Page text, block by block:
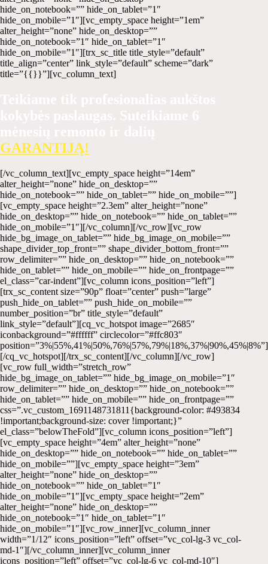
hide_on_notebook=”” hide_on_tablet=”1″
hide_on_mobile=”1″][vc_empty_space height=”1em”
alter_height=”none” hide_on_desktop=””
hide_on_notebook=”1″ hide_on_tablet=”1″
hide_on_mobile=”1″][trx_sc_title title_style=”default”
title_align=”center” link_style=”default” scheme=”dark”
title=”{{}}”][vc_column_text]
GARANTIJĄ!
[/vc_column_text][vc_empty_space height=”14em”
alter_height=”none” hide_on_desktop=””
hide_on_notebook=”” hide_on_tablet=”” hide_on_mobile=””]
[vc_empty_space height=”2.3em” alter_height=”none”
hide_on_desktop=”” hide_on_notebook=”” hide_on_tablet=””
hide_on_mobile=”1″][/vc_column][/vc_row][vc_row
hide_bg_image_on_tablet=”” hide_bg_image_on_mobile=””
shape_divider_top_front=”” shape_divider_bottom_front=””
row_delimiter=”” hide_on_desktop=”” hide_on_notebook=””
hide_on_tablet=”” hide_on_mobile=”” hide_on_frontpage=””
el_class=”car-indent”][vc_column icons_position=”left”]
[trx_sc_content size=”90p” float=”center” push=”large”
push_hide_on_tablet=”” push_hide_on_mobile=””
number_position=”br” title_style=”default”
link_style=”default”][cq_vc_hotspot image=”2685″
iconbackground=”#ffffff” circlecolor=”#ffc803″
position=”3%|55%,41%|50%,76%|57%,79%|18%,37%|90%,45%|8%”]
[/cq_vc_hotspot][/trx_sc_content][/vc_column][/vc_row]
[vc_row full_width=”stretch_row”
hide_bg_image_on_tablet=”” hide_bg_image_on_mobile=”1″
row_delimiter=”” hide_on_desktop=”” hide_on_notebook=””
hide_on_tablet=”” hide_on_mobile=”” hide_on_frontpage=””
css=”.vc_custom_1691148731811{background-color: #493834
!important;background-size: cover !important;}”
el_class=”belowTheFold”][vc_column icons_position=”left”]
[vc_empty_space height=”4em” alter_height=”none”
hide_on_desktop=”” hide_on_notebook=”” hide_on_tablet=””
hide_on_mobile=””][vc_empty_space height=”3em”
alter_height=”none” hide_on_desktop=””
hide_on_notebook=”” hide_on_tablet=”1″
hide_on_mobile=”1″][vc_empty_space height=”2em”
alter_height=”none” hide_on_desktop=””
hide_on_notebook=”1″ hide_on_tablet=”1″
hide_on_mobile=”1″][vc_row_inner][vc_column_inner
width=”1/12″ icons_position=”left” offset=”vc_col-lg-3 vc_col-
md-1″][/vc_column_inner][vc_column_inner
icons_position=”left” offset=”vc_col-lg-6 vc_col-md-10″]